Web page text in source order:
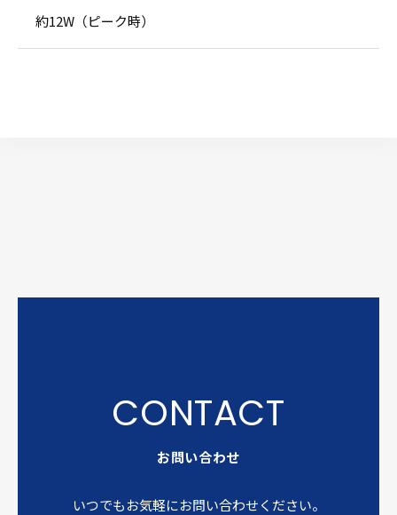
約12W（ピーク時）
お問い合わせ
いつでもお気軽にお問い合わせください。